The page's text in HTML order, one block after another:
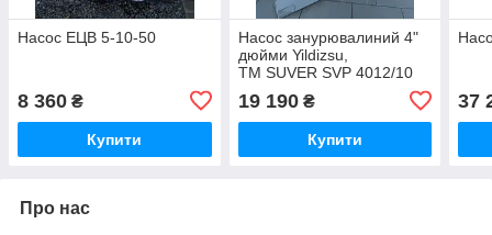
Насос ЕЦВ 5-10-50
8 360 ₴
Купити
Насос занурювалиний 4"
дюйми Yildizsu,
ТМ SUVER SVP 4012/10
аналог насоса ЕЦВ 6-10-
50
19 190₴
Купити
37
Про нас